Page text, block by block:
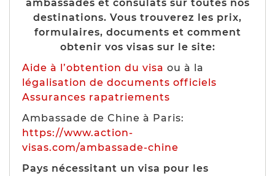
ambassades et consulats sur toutes nos
destinations. Vous trouverez les prix,
formulaires, documents et comment
obtenir vos visas sur le site:
Aide à l’obtention du visa ou à la
légalisation de documents officiels
Assurances rapatriements
Ambassade de Chine à Paris:
https://www.action-
visas.com/ambassade-chine
Pays nécessitant un visa pour les